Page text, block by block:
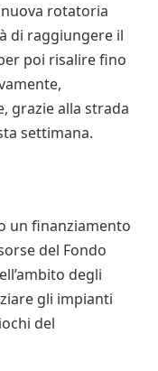
rotatoria
di raggiungere il
poi risalire fino
grazie alla strada
settimana.
un finanziamento
del Fondo
degli
gli impianti
del